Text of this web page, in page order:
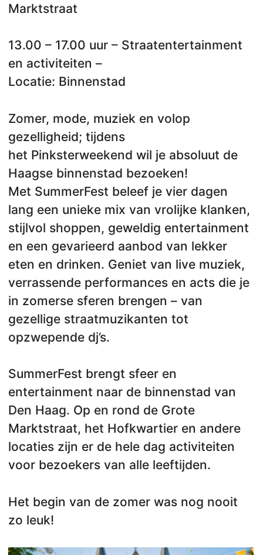
Marktstraat
13.00 – 17.00 uur – Straatentertainment
en activiteiten –
Locatie: Binnenstad
Zomer, mode, muziek en volop
gezelligheid; tijdens
het Pinksterweekend wil je absoluut de
Haagse binnenstad bezoeken!
Met SummerFest beleef je vier dagen
lang een unieke mix van vrolijke klanken,
stijlvol shoppen, geweldig entertainment
en een gevarieerd aanbod van lekker
eten en drinken. Geniet van live muziek,
verrassende performances en acts die je
in zomerse sferen brengen – van
gezellige straatmuzikanten tot
opzwepende dj’s.
SummerFest brengt sfeer en
entertainment naar de binnenstad van
Den Haag. Op en rond de Grote
Marktstraat, het Hofkwartier en andere
locaties zijn er de hele dag activiteiten
voor bezoekers van alle leeftijden.
Het begin van de zomer was nog nooit
zo leuk!